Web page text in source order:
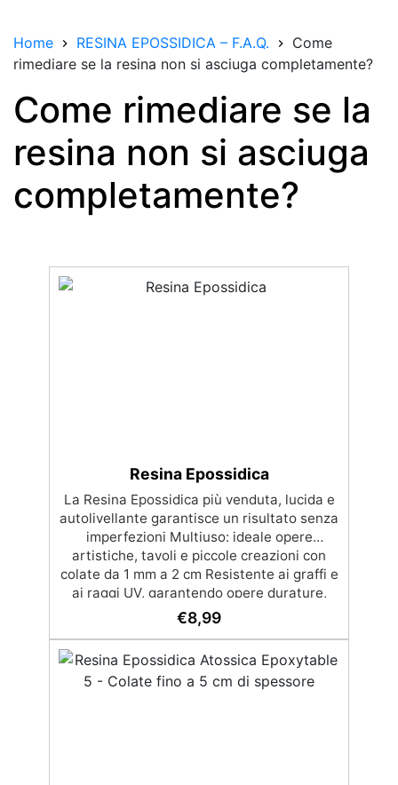
Home RESINA EPOSSIDICA – F.A.Q.
Come
rimediare se la resina non si asciuga completamente?
Come rimediare se la
resina non si asciuga
completamente?
Resina Epossidica
La Resina Epossidica più venduta, lucida e
autolivellante garantisce un risultato senza
imperfezioni Multiuso: ideale opere
artistiche, tavoli e piccole creazioni con
colate da 1 mm a 2 cm Resistente ai graffi e
ai raggi UV, garantendo opere durature,
vibranti e senza ingiallimenti nel tempo
Bassa viscosità e formula anti-bolle per
risultati impeccabili, perfetti per colate di
stampi e inglobamenti Certificata Atossica
post catalisi per contatto con la pelle, BPA
€8,99